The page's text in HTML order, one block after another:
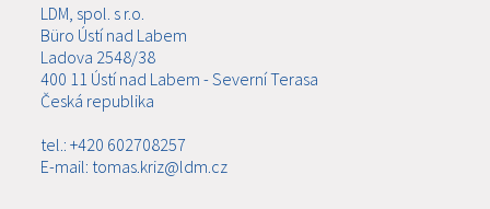
LDM, spol. s r.o.
Büro Ústí nad Labem
Ladova 2548/38
400 11 Ústí nad Labem - Severní Terasa
Česká republika
tel.: +420 602708257
E-mail: tomas.kriz@ldm.cz